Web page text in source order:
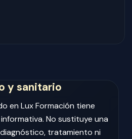
y sanitario
en Lux Formación tiene
No sustituye una
tratamiento ni